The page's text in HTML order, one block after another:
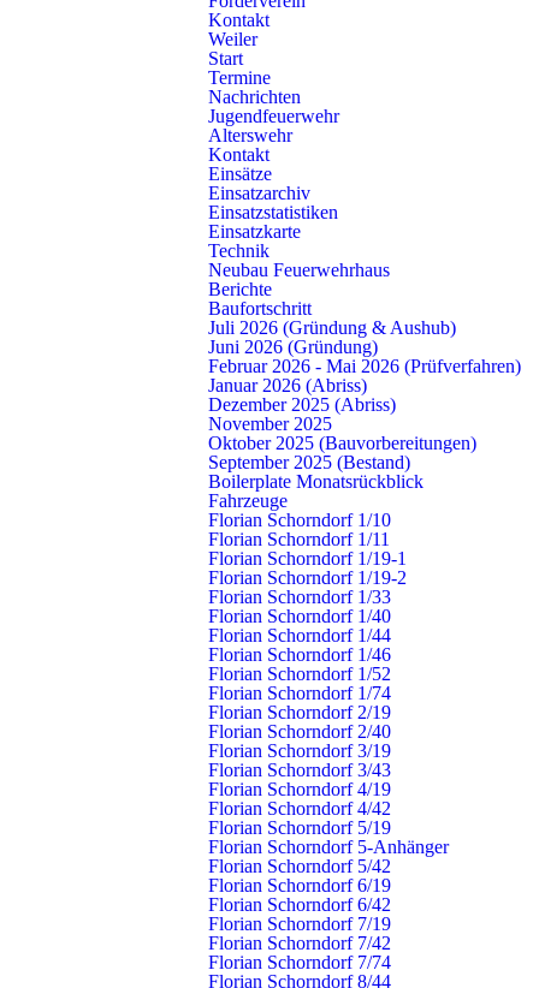
Kontakt
Weiler
Start
Termine
Nachrichten
Jugendfeuerwehr
Alterswehr
Kontakt
Einsätze
Einsatzarchiv
Einsatzstatistiken
Einsatzkarte
Technik
Neubau Feuerwehrhaus
Berichte
Baufortschritt
Juli 2026 (Gründung & Aushub)
Juni 2026 (Gründung)
Februar 2026 - Mai 2026 (Prüfverfahren)
Januar 2026 (Abriss)
Dezember 2025 (Abriss)
November 2025
Oktober 2025 (Bauvorbereitungen)
September 2025 (Bestand)
Boilerplate Monatsrückblick
Fahrzeuge
Florian Schorndorf 1/10
Florian Schorndorf 1/11
Florian Schorndorf 1/19-1
Florian Schorndorf 1/19-2
Florian Schorndorf 1/33
Florian Schorndorf 1/40
Florian Schorndorf 1/44
Florian Schorndorf 1/46
Florian Schorndorf 1/52
Florian Schorndorf 1/74
Florian Schorndorf 2/19
Florian Schorndorf 2/40
Florian Schorndorf 3/19
Florian Schorndorf 3/43
Florian Schorndorf 4/19
Florian Schorndorf 4/42
Florian Schorndorf 5/19
Florian Schorndorf 5-Anhänger
Florian Schorndorf 5/42
Florian Schorndorf 6/19
Florian Schorndorf 6/42
Florian Schorndorf 7/19
Florian Schorndorf 7/42
Florian Schorndorf 7/74
Florian Schorndorf 8/44
Da es in Schorndorf aktuell noch keine Sirenen zur
Bevölkerungswarnung gibt, ist es umso wichtiger, dauerhaft die
auf dem Smartphone installiert zu haben.
Damit können im Katastrophenfall möglichst viele Menschen
weitere Informationen zum Warntag
Warn-App NINA
Mit der Notfall-Informations- und Nachrichten-App des Bundes,
, erhalten Sie wichtige Warnmeldungen
des Bevölkerungsschutzes für unterschiedliche Gefahrenlagen
wie zum Beispiel Gefahrstoffausbreitung oder einen Großbrand.
Wetterwarnungen des Deutschen Wetterdienstes und
Hochwasserinformationen der zuständigen Stellen der
Bundesländer sind ebenfalls in die Warn-App integriert.
Abonnieren Sie Gebiete und Orte, für die Sie gewarnt werden
möchten: Landkreise, Gemeinden oder Umkreise von neun und
einem Quadratkilometer um einen frei wählbaren Ort sind
möglich. Auf Wunsch warnt Sie dieWarn-App NINA
Ihren aktuellen Standort. Dabei werden keinerlei Standortdaten
weitere Informationen zur NINA-App
Neu: Cell Broadcast
Warnung direkt aufs Handy – mit der in Deutschland jetzt neu
Cell Broadcast.Bei Cell Broadcast handelt
es sich um einen Dienst zum Versenden von Nachrichten (ähnlich
einer SMS) an alle Nutzerinnen und Nutzer, deren
Mobilfunkendgeräte sich in einem bestimmten Abschnitt des
Mobilfunknetzes, einer sogenannten Funkzelle, eingebucht
haben. Findet ein Gefahrenereignis statt, kann allen Personen